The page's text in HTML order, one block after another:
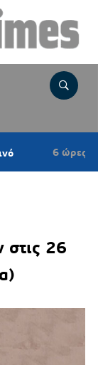
6 ώρες πριν
στις 26